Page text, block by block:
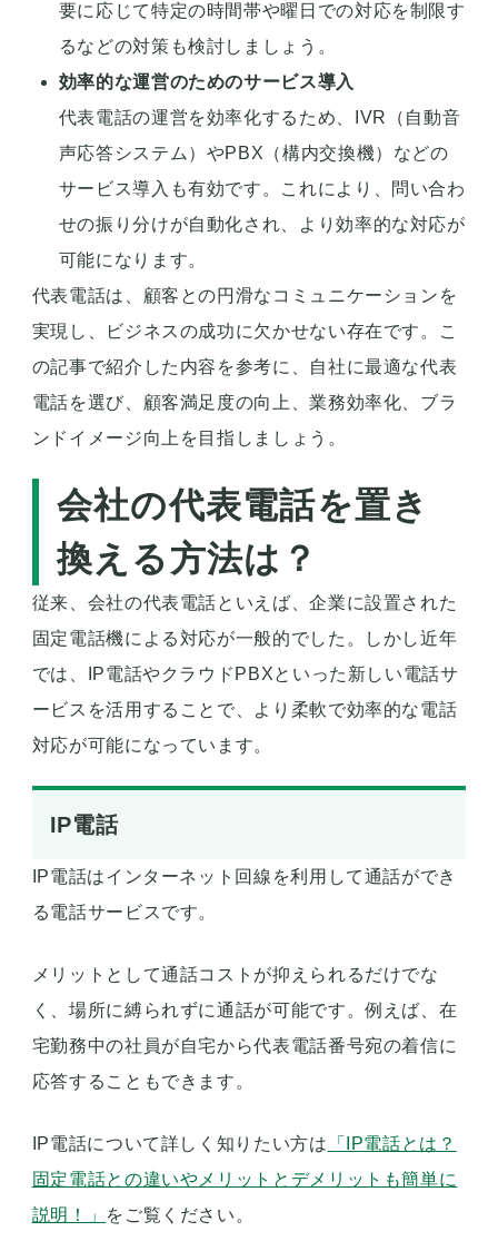
要に応じて特定の時間帯や曜日での対応を制限す
るなどの対策も検討しましょう。
効率的な運営のためのサービス導入
代表電話の運営を効率化するため、IVR（自動音
声応答システム）やPBX（構内交換機）などの
サービス導入も有効です。これにより、問い合わ
せの振り分けが自動化され、より効率的な対応が
可能になります。
代表電話は、顧客との円滑なコミュニケーションを
実現し、ビジネスの成功に欠かせない存在です。こ
の記事で紹介した内容を参考に、自社に最適な代表
電話を選び、顧客満足度の向上、業務効率化、ブラ
ンドイメージ向上を目指しましょう。
会社の代表電話を置き
換える方法は？
従来、会社の代表電話といえば、企業に設置された
固定電話機による対応が一般的でした。しかし近年
では、IP電話やクラウドPBXといった新しい電話サ
ービスを活用することで、より柔軟で効率的な電話
対応が可能になっています。
IP電話
IP電話はインターネット回線を利用して通話ができ
る電話サービスです。
メリットとして通話コストが抑えられるだけでな
く、場所に縛られずに通話が可能です。例えば、在
宅勤務中の社員が自宅から代表電話番号宛の着信に
応答することもできます。
IP電話について詳しく知りたい方は 「IP電話とは？
固定電話との違いやメリットとデメリットも簡単に
説明！」
をご覧ください。